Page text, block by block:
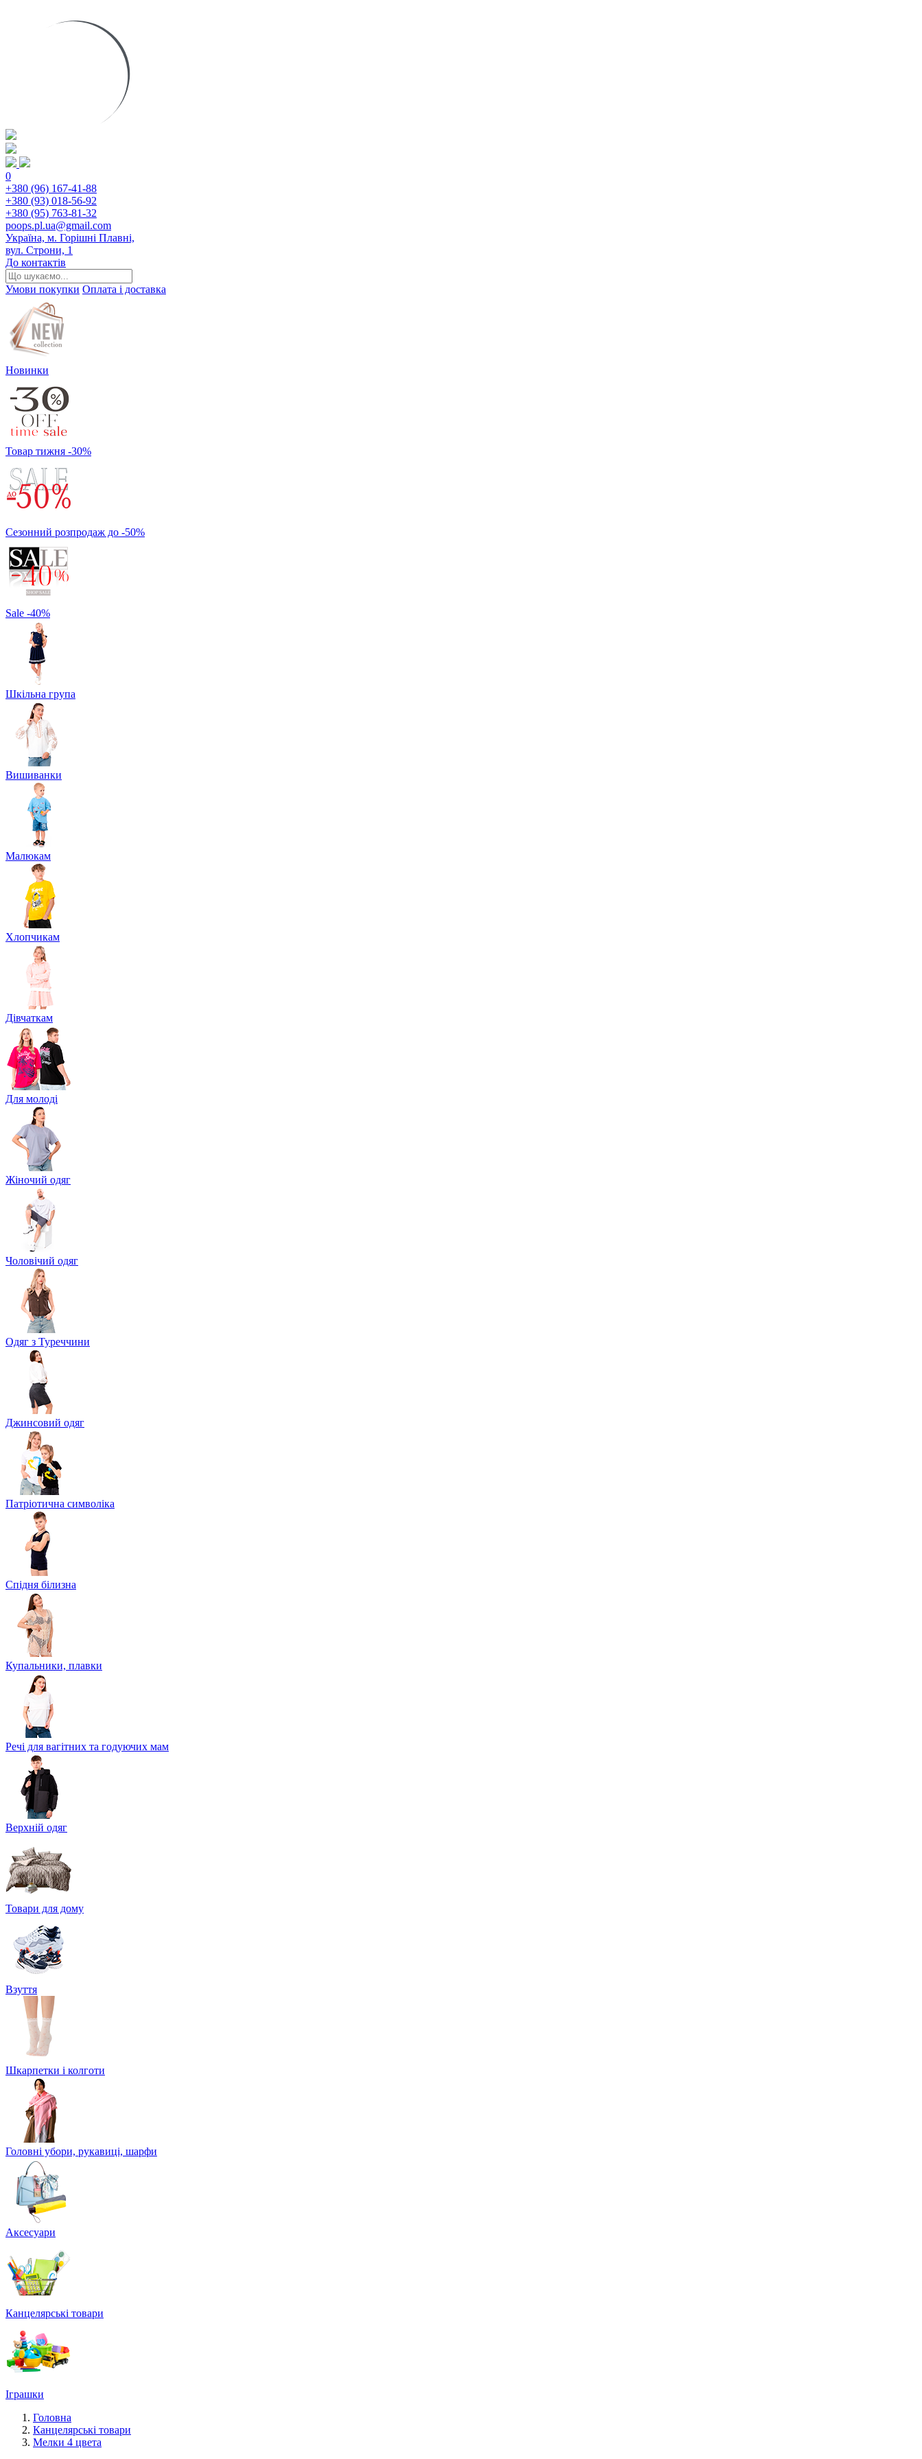
0
+380 (96) 167-41-88
+380 (93) 018-56-92
+380 (95) 763-81-32
poops.pl.ua@gmail.com
Україна, м. Горішні Плавні,
вул. Строни, 1
До контактів
Умови покупки Оплата і доставка
Новинки
Товар тижня -30%
Сезонний розпродаж до -50%
Sale -40%
Шкільна група
Вишиванки
Малюкам
Хлопчикам
Дівчаткам
Для молоді
Жіночий одяг
Чоловічий одяг
Одяг з Туреччини
Джинсовий одяг
Патріотична символіка
Спідня білизна
Купальники, плавки
Речі для вагітних та годуючих мам
Верхній одяг
Товари для дому
Взуття
Шкарпетки і колготи
Головні убори, рукавиці, шарфи
Аксесуари
Канцелярські товари
Іграшки
Головна
Канцелярські товари
Мелки 4 цвета